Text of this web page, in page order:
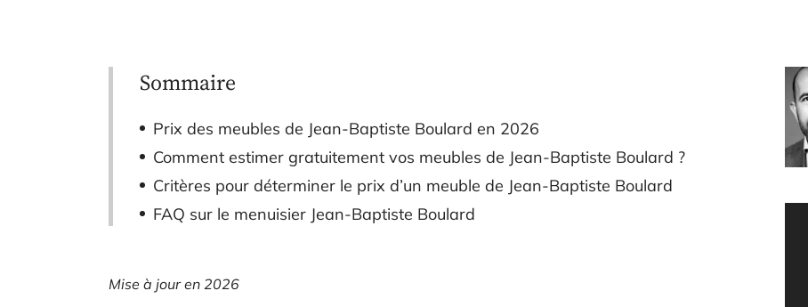
Sommaire
Prix des meubles de Jean-Baptiste Boulard en 2026
Comment estimer gratuitement vos meubles de Jean-Baptiste Boulard ?
Critères pour déterminer le prix d’un meuble de Jean-Baptiste Boulard
FAQ sur le menuisier Jean-Baptiste Boulard
Mise à jour en 2026